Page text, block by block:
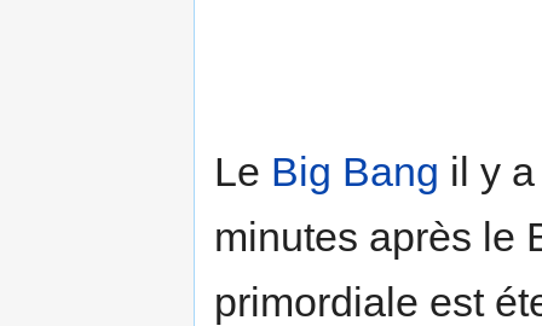
Le Big Bang il y
minutes après le
primordiale est